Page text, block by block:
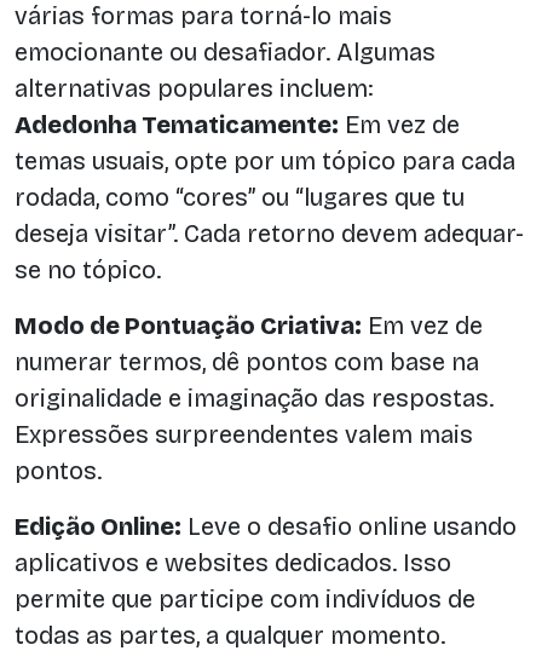
várias formas para torná-lo mais
emocionante ou desafiador. Algumas
alternativas populares incluem:
Adedonha Tematicamente: Em vez de
temas usuais, opte por um tópico para cada
rodada, como “cores” ou “lugares que tu
deseja visitar”. Cada retorno devem adequar-
se no tópico.
Modo de Pontuação Criativa: Em vez de
numerar termos, dê pontos com base na
originalidade e imaginação das respostas.
Expressões surpreendentes valem mais
pontos.
Edição Online: Leve o desafio online usando
aplicativos e websites dedicados. Isso
permite que participe com indivíduos de
todas as partes, a qualquer momento.